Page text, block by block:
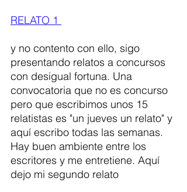
RELATO 1
y no contento con ello, sigo
presentando relatos a concursos
con desigual fortuna. Una
convocatoria que no es concurso
pero que escribimos unos 15
relatistas es "un jueves un relato" y
aquí escribo todas las semanas.
Hay buen ambiente entre los
escritores y me entretiene. Aquí
dejo mi segundo relato